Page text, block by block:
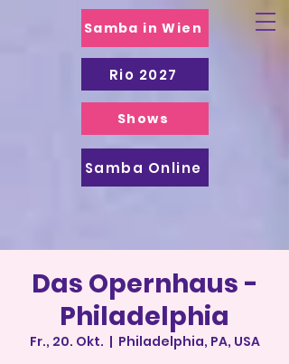
Samba in Wien
Samba Online
Shows
Rio 2027
Das Opernhaus -
Philadelphia
Fr., 20. Okt.
  |
Philadelphia, PA, USA